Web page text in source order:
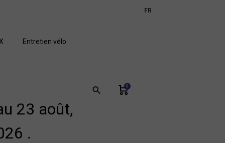
FR
Entretien vélo
23 août,
.
search 0